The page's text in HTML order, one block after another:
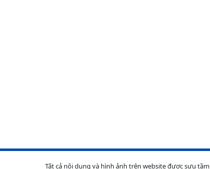
Tất cả nội dung và hình ảnh trên website được sưu